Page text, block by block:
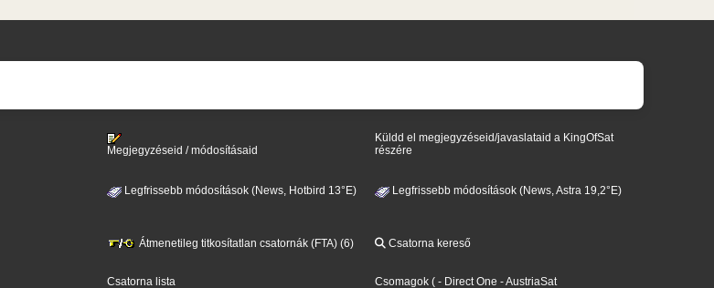
Megjegyzéseid / módosításaid
Küldd el megjegyzéseid/javaslataid a KingOfSat
részére
Legfrissebb módosítások (News, Hotbird 13°E) Legfrissebb módosítások (News, Astra 19,2°E)
Átmenetileg titkosítatlan csatornák (FTA) (6) Csatorna kereső
Csatorna lista Csomagok (- Direct One - AustriaSat